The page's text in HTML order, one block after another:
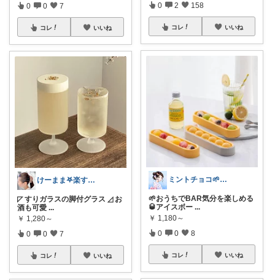
0 0 7
コレ いいね
けーまま𖤐楽する家づくり☀︎*.｡
◸ すりガラスの脚付グラス ◿ お
酒も可愛 ...
￥ 1,280～
0 0 7
コレ いいね
0 2 158
コレ いいね
ミントチョコ🌱いつもありがとう
🌱おうちでBAR気分を楽しめる
🥃アイスボー ...
￥ 1,180～
0 0 8
コレ いいね